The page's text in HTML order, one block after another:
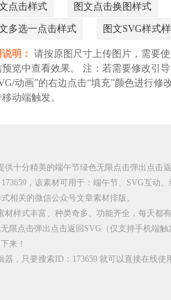
点击样式 图文点击换图样式
多选一点击样式 图文SVG样式
明： 请按原图尺寸上传图片，需要
预览中查看效果。 注：若需要修改引
动画”的右边点击“填充”颜色进行修
动端触发。
供十分精美的端午节绿色无限点击弹出点击
，该素材可用于：端午节、SVG互动
相关的微信公众号文章素材排版。
材样式丰富、种类奇多、功能齐全，每天都
限点击弹出点击返回SVG（仅支持手机端
来！
器，只要搜索ID：173659 就可以直接在线使